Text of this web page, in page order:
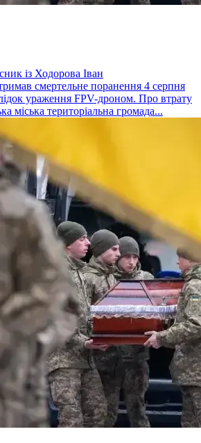
із Ходорова Іван
смертельне поранення 4 серпня
ураження FPV-дроном. Про втрату
міська територіальна громада...